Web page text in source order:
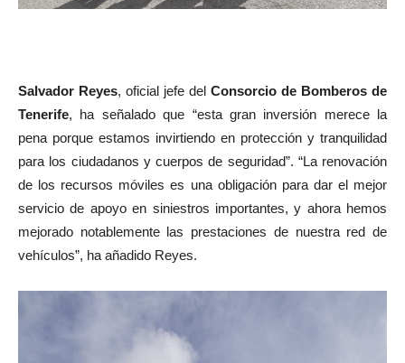
Salvador Reyes, oficial jefe del Consorcio de Bomberos de
Tenerife, ha señalado que “esta gran inversión merece la
pena porque estamos invirtiendo en protección y tranquilidad
para los ciudadanos y cuerpos de seguridad”. “La renovación
de los recursos móviles es una obligación para dar el mejor
servicio de apoyo en siniestros importantes, y ahora hemos
mejorado notablemente las prestaciones de nuestra red de
vehículos”, ha añadido Reyes.